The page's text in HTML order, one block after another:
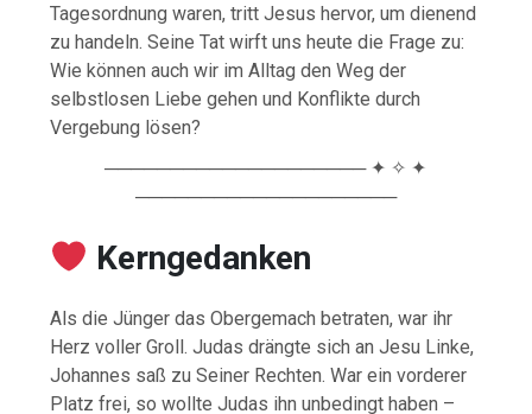
Tagesordnung waren, tritt Jesus hervor, um dienend
zu handeln. Seine Tat wirft uns heute die Frage zu:
Wie können auch wir im Alltag den Weg der
selbstlosen Liebe gehen und Konflikte durch
Vergebung lösen?
──────────────────── ✦ ✧ ✦
────────────────────
️ Kerngedanken
Als die Jünger das Obergemach betraten, war ihr
Herz voller Groll. Judas drängte sich an Jesu Linke,
Johannes saß zu Seiner Rechten. War ein vorderer
Platz frei, so wollte Judas ihn unbedingt haben –